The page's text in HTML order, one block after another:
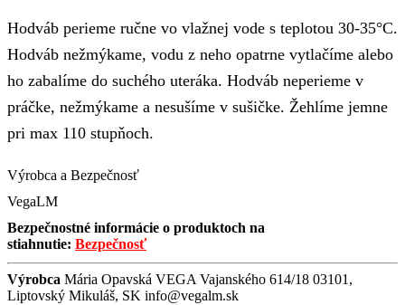
Hodváb perieme ručne vo vlažnej vode s teplotou 30-35°C.
Hodváb nežmýkame, vodu z neho opatrne vytlačíme alebo
ho zabalíme do suchého uteráka. Hodváb neperieme v
práčke, nežmýkame a nesušíme v sušičke. Žehlíme jemne
pri max 110 stupňoch.
Výrobca a Bezpečnosť
VegaLM
Bezpečnostné informácie o produktoch na
stiahnutie: Bezpečnosť
Výrobca Mária Opavská VEGA Vajanského 614/18 03101,
Liptovský Mikuláš, SK info@vegalm.sk